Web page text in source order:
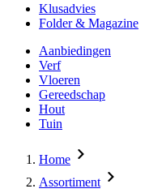
Klusadvies
Folder & Magazine
Aanbiedingen
Verf
Vloeren
Gereedschap
Hout
Tuin
Home
Assortiment